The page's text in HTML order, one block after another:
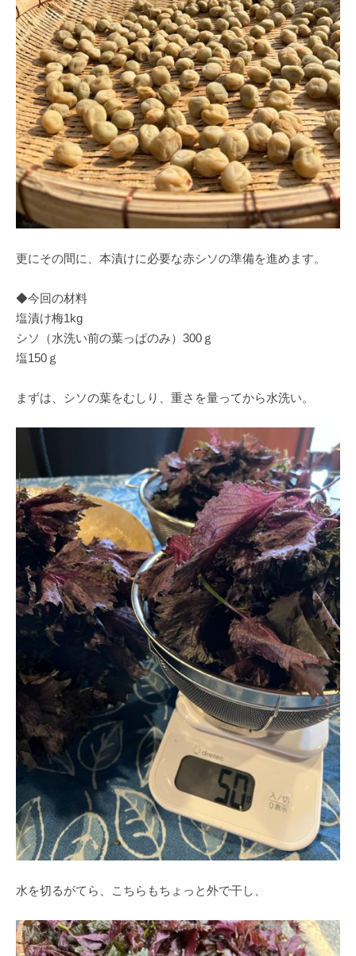
更にその間に、本漬けに必要な赤シソの準備を進めます。
◆今回の材料
塩漬け梅1kg
シソ（水洗い前の葉っぱのみ）300ｇ
塩150ｇ
まずは、シソの葉をむしり、重さを量ってから水洗い。
水を切るがてら、こちらもちょっと外で干し、